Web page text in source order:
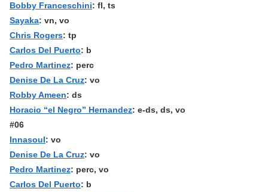
Bobby Franceschini: fl, ts
Sayaka: vn, vo
Chris Rogers: tp
Carlos Del Puerto: b
Pedro Martinez: perc
Denise De La Cruz: vo
Robby Ameen: ds
Horacio “el Negro” Hernandez: e-ds, ds, vo
#06
Innasoul: vo
Denise De La Cruz: vo
Pedro Martinez: perc, vo
Carlos Del Puerto: b